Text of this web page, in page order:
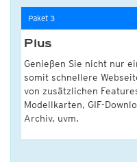
Paket 3
Plus
Genießen Sie nicht nur
somit schnellere
von zusätzlichen
Modellkarten, GIF-
Archiv, uvm.